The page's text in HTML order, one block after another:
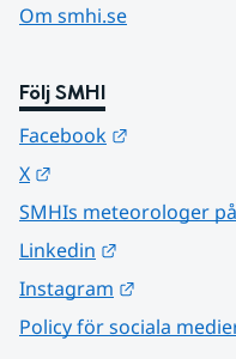
Om smhi.se
Följ SMHI
Facebook
X
SMHIs meteorologer
Linkedin
Instagram
Policy för sociala